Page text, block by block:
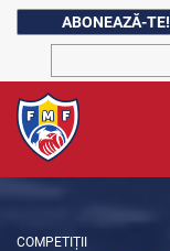
ABONEAZĂ-TE!
COMPETIȚII